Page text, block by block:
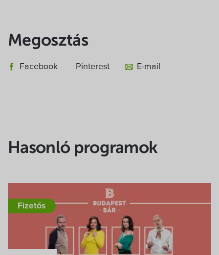
Megosztás
Facebook Pinterest E-mail
Hasonló programok
Fizetős